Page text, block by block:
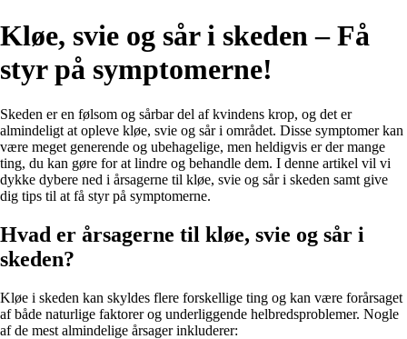
Kløe, svie og sår i skeden – Få
styr på symptomerne!
Skeden er en følsom og sårbar del af kvindens krop, og det er
almindeligt at opleve kløe, svie og sår i området. Disse symptomer kan
være meget generende og ubehagelige, men heldigvis er der mange
ting, du kan gøre for at lindre og behandle dem. I denne artikel vil vi
dykke dybere ned i årsagerne til kløe, svie og sår i skeden samt give
dig tips til at få styr på symptomerne.
Hvad er årsagerne til kløe, svie og sår i
skeden?
Kløe i skeden kan skyldes flere forskellige ting og kan være forårsaget
af både naturlige faktorer og underliggende helbredsproblemer. Nogle
af de mest almindelige årsager inkluderer: